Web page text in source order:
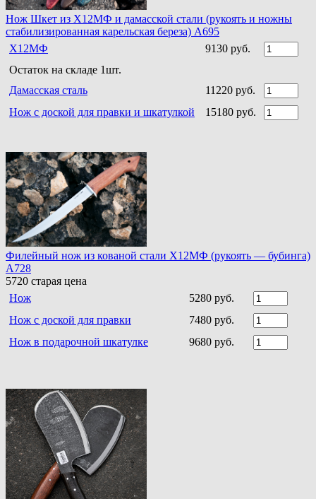
Нож Шкет из Х12МФ и дамасской стали (рукоять и ножны
стабилизированная карельская береза) A695
Х12МФ
9130 руб.
Остаток на складе 1шт.
Дамасская сталь
11220 руб.
Нож с доской для правки и шкатулкой
15180 руб.
Филейный нож из кованой стали Х12МФ (рукоять — бубинга)
A728
5720 старая цена
Нож
5280 руб.
Нож с доской для правки
7480 руб.
Нож в подарочной шкатулке
9680 руб.